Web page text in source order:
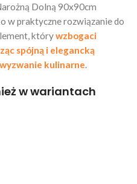
Dolną 90x90cm
w praktyczne rozwiązanie do
którywzbogaci
spójną i elegancką
kulinarne
w wariantach